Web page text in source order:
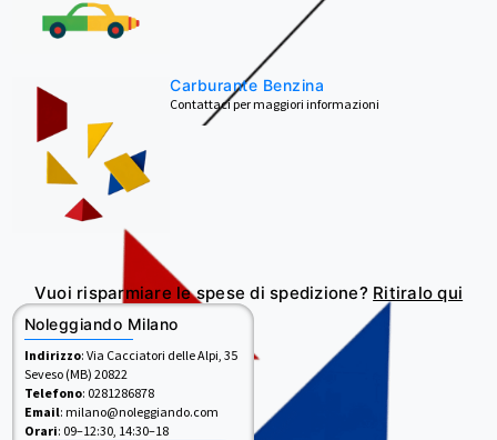
Carburante Benzina
Contattaci per maggiori informazioni
Vuoi risparmiare le spese di spedizione? Ritiralo qui
Noleggiando Milano
Indirizzo: Via Cacciatori delle Alpi, 35
Seveso (MB) 20822
Telefono: 0281286878
Email: milano@noleggiando.com
Orari: 09–12:30, 14:30–18